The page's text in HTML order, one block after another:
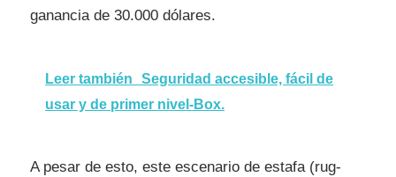
ganancia de 30.000 dólares.
Leer también
Seguridad accesible, fácil de
usar y de primer nivel-Box.
A pesar de esto, este escenario de estafa (rug-